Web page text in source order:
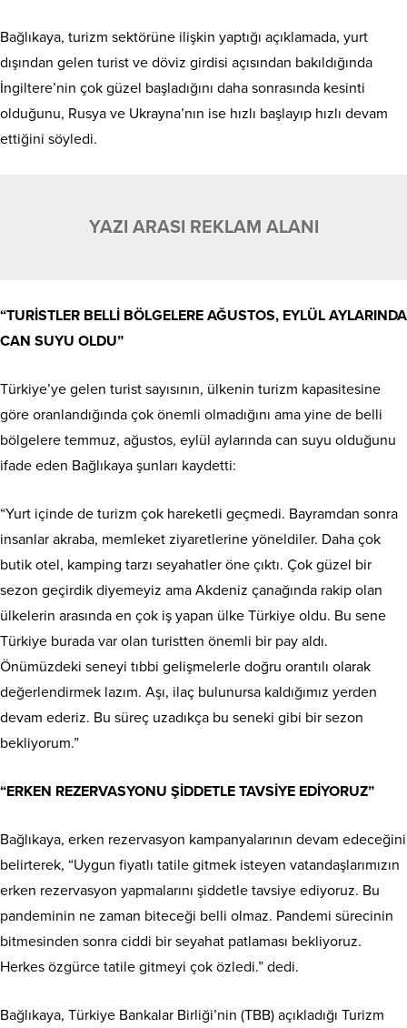
Bağlıkaya, turizm sektörüne ilişkin yaptığı açıklamada, yurt
dışından gelen turist ve döviz girdisi açısından bakıldığında
İngiltere’nin çok güzel başladığını daha sonrasında kesinti
olduğunu, Rusya ve Ukrayna’nın ise hızlı başlayıp hızlı devam
ettiğini söyledi.
YAZI ARASI REKLAM ALANI
“TURİSTLER BELLİ BÖLGELERE AĞUSTOS, EYLÜL AYLARINDA
CAN SUYU OLDU”
Türkiye’ye gelen turist sayısının, ülkenin turizm kapasitesine
göre oranlandığında çok önemli olmadığını ama yine de belli
bölgelere temmuz, ağustos, eylül aylarında can suyu olduğunu
ifade eden Bağlıkaya şunları kaydetti:
“Yurt içinde de turizm çok hareketli geçmedi. Bayramdan sonra
insanlar akraba, memleket ziyaretlerine yöneldiler. Daha çok
butik otel, kamping tarzı seyahatler öne çıktı. Çok güzel bir
sezon geçirdik diyemeyiz ama Akdeniz çanağında rakip olan
ülkelerin arasında en çok iş yapan ülke Türkiye oldu. Bu sene
Türkiye burada var olan turistten önemli bir pay aldı.
Önümüzdeki seneyi tıbbi gelişmelerle doğru orantılı olarak
değerlendirmek lazım. Aşı, ilaç bulunursa kaldığımız yerden
devam ederiz. Bu süreç uzadıkça bu seneki gibi bir sezon
bekliyorum.”
“ERKEN REZERVASYONU ŞİDDETLE TAVSİYE EDİYORUZ”
Bağlıkaya, erken rezervasyon kampanyalarının devam edeceğini
belirterek, “Uygun fiyatlı tatile gitmek isteyen vatandaşlarımızın
erken rezervasyon yapmalarını şiddetle tavsiye ediyoruz. Bu
pandeminin ne zaman biteceği belli olmaz. Pandemi sürecinin
bitmesinden sonra ciddi bir seyahat patlaması bekliyoruz.
Herkes özgürce tatile gitmeyi çok özledi.” dedi.
Bağlıkaya, Türkiye Bankalar Birliği’nin (TBB) açıkladığı Turizm